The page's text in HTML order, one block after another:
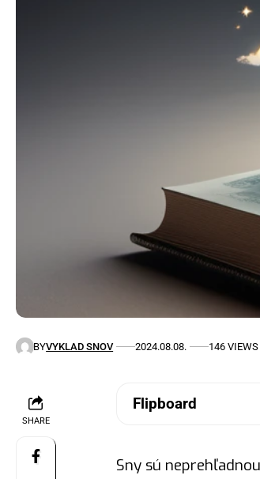
BYVYKLAD SNOV 2024.08.08. 146 VIEWS
SHARE
Flipboard
Sny sú